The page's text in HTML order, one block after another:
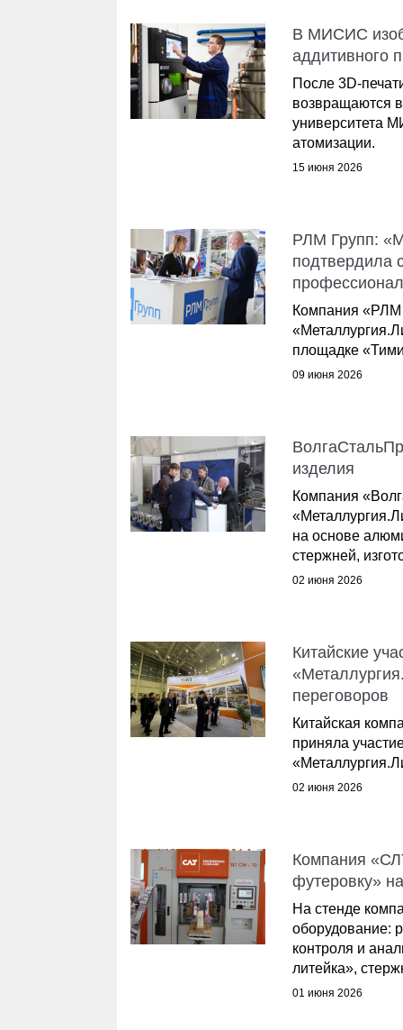
В МИСИС
аддитивного
После 3D-
возвращаются
университета
атомизации.
15 июня 2026
РЛМ Групп:
подтвердила
Компания «РЛМ
площадке
09 июня 2026
изделия
Компания
на основе
стержней,
02 июня 2026
Китайские
переговоров
Китайская
приняла
02 июня 2026
Компания
футеровку»
На стенде
оборудование:
контроля и
литейка»,
01 июня 2026